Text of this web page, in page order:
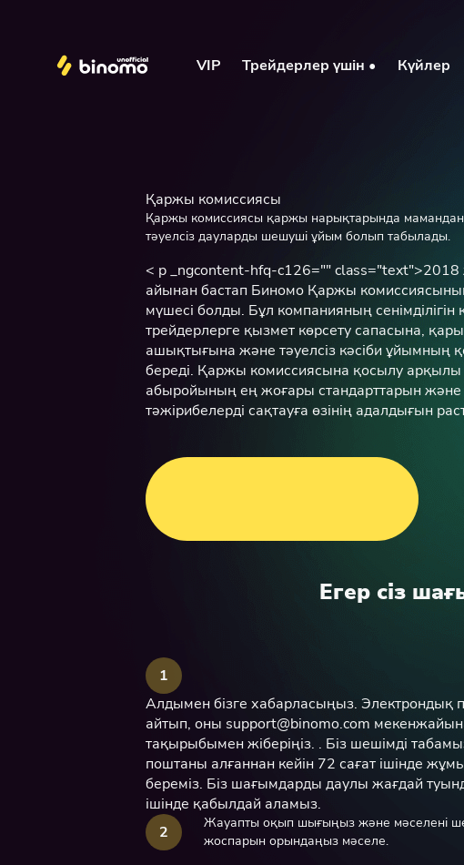
VIP Трейдерлер үшін • Күйлер
Қаржы комиссиясы
Қаржы комиссиясы қаржы нарықтарында
тәуелсіз дауларды шешуші ұйым болып табылады.
< p _ngcontent-hfq-c126=""
айынан бастап Биномо Қаржы
мүшесі болды. Бұл компанияның сенімділігін
трейдерлерге қызмет көрсету сапасына,
ашықтығына және тәуелсіз кәсіби ұйымның
береді. Қаржы комиссиясына қосылу
абыройының ең жоғары стандарттарын және
тәжірибелерді сақтауға өзінің адалдығын
Егер сіз
1
Алдымен бізге хабарласыңыз. Электрондық
айтып, оны support@binomo.com
тақырыбымен жіберіңіз. . Біз шешімді
поштаны алғаннан кейін 72 сағат ішінде
береміз. Біз шағымдарды даулы жағдай
ішінде қабылдай аламыз.
2
Жауапты оқып шығыңыз және мәселені
жоспарын орындаңыз мәселе.